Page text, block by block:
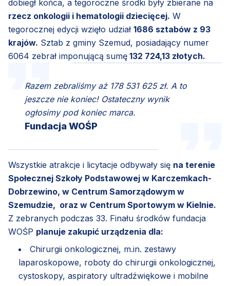
dobiegł końca, a tegoroczne środki były zbierane na
rzecz onkologii i hematologii dziecięcej. W
tegorocznej edycji wzięło udział 1686 sztabów z 93
krajów. Sztab z gminy Szemud, posiadający numer
6064 zebrał imponującą sumę 132 724,13 złotych.
Razem zebraliśmy aż 178 531 625 zł. A to
jeszcze nie koniec! Ostateczny wynik
ogłosimy pod koniec marca.
Fundacja WOŚP
Wszystkie atrakcje i licytacje odbywały się na terenie
Społecznej Szkoły Podstawowej w Karczemkach-
Dobrzewino, w Centrum Samorządowym w
Szemudzie, oraz w Centrum Sportowym w Kielnie.
Z zebranych podczas 33. Finału środków fundacja
WOŚP planuje zakupić urządzenia dla:
Chirurgii onkologicznej, m.in. zestawy
laparoskopowe, roboty do chirurgii onkologicznej,
cystoskopy, aspiratory ultradźwiękowe i mobilne